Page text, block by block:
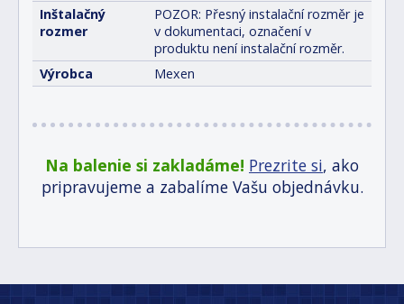
Inštalačný
rozmer
POZOR: Přesný instalační rozměr je
v dokumentaci, označení v
produktu není instalační rozměr.
Výrobca
Mexen
Na balenie si zakladáme! Prezrite si, ako
pripravujeme a zabalíme Vašu objednávku.